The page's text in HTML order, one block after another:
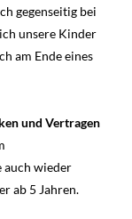
gegenseitig bei
unsere Kinder
am Ende eines
und Vertragen
auch wieder
ab 5 Jahren.